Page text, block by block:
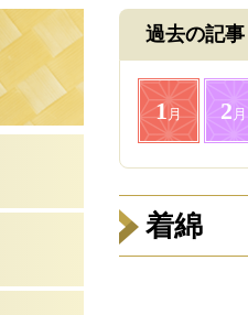
過去の記事
1月 2 月
着綿